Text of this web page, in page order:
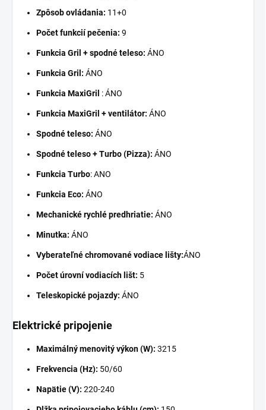
Zpôsob ovládania: 11+0
Počet funkcií pečenia: 9
Funkcia Gril + spodné teleso: ÁNO
Funkcia Gril: ÁNO
Funkcia MaxiGril : ÁNO
Funkcia MaxiGril + ventilátor: ÁNO
Spodné teleso: ÁNO
Spodné teleso + Turbo (Pizza): ÁNO
Funkcia Turbo: ANO
Funkcia Eco: ÁNO
Mechanické rychlé predhriatie: ÁNO
Minutka: ÁNO
Vyberateľné chromované vodiace lišty:ÁNO
Počet úrovní vodiacích lišt: 5
Teleskopické pojazdy: ÁNO
Elektrické pripojenie
Maximálný menovitý výkon (W): 3215
Frekvencia (Hz): 50/60
Napätie (V): 220-240